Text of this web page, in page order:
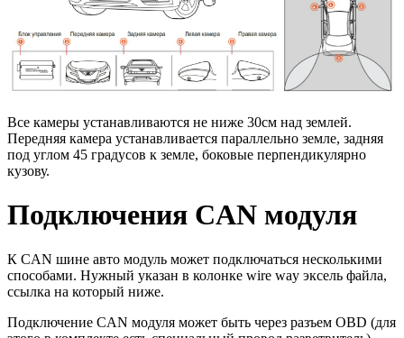
Все камеры устанавливаются не ниже 30см над землей.
Передняя камера устанавливается параллельно земле, задняя
под углом 45 градусов к земле, боковые перпендикулярно
кузову.
Подключения CAN модуля
К CAN шине авто модуль может подключаться несколькими
способами. Нужный указан в колонке wire way эксель файла,
ссылка на который ниже.
Подключение CAN модуля может быть через разъем OBD (для